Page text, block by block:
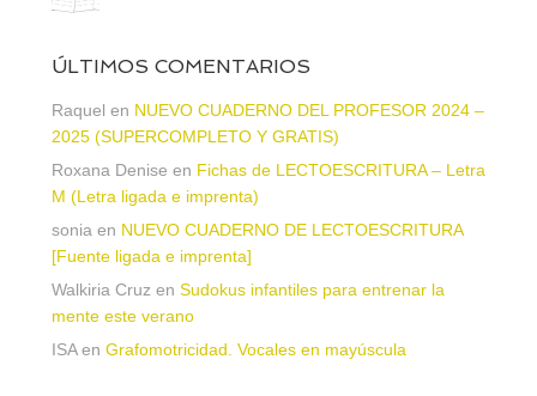
ÚLTIMOS COMENTARIOS
Raquel en NUEVO CUADERNO DEL PROFESOR 2024 –
2025 (SUPERCOMPLETO Y GRATIS)
Roxana Denise en Fichas de LECTOESCRITURA – Letra
M (Letra ligada e imprenta)
sonia en NUEVO CUADERNO DE LECTOESCRITURA
[Fuente ligada e imprenta]
Walkiria Cruz en Sudokus infantiles para entrenar la
mente este verano
ISAen Grafomotricidad. Vocales en mayúscula